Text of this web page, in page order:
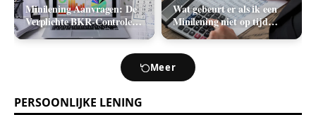
Minilening Aanvragen: De
Verplichte BKR-Controle
en de Realistische
Wat gebeurt er als ik een
Minilening niet op tijd
terugbetaal? (Boetes en
Meer
PERSOONLIJKE LENING